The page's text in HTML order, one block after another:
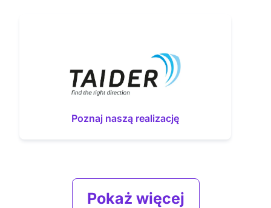
Poznaj naszą realizację
Pokaż więcej